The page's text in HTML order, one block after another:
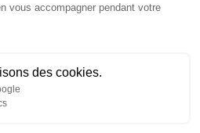
vous accompagner pendant votre
des cookies.